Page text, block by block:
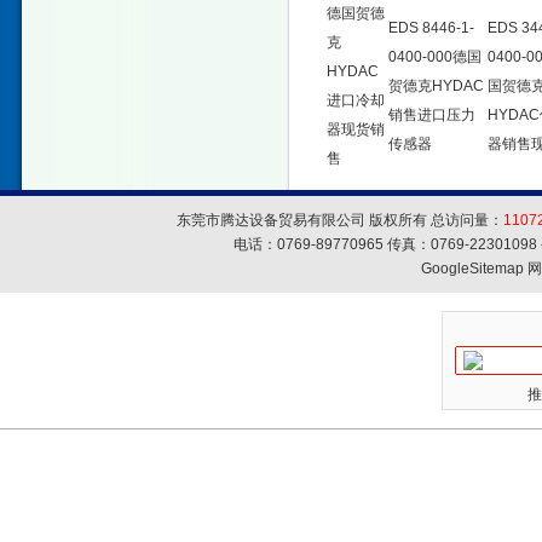
德国贺德
克
HYDAC
进口冷却
器现货销
售
EDS 8446-1-
0400-000德国
贺德克HYDAC
销售进口压力
传感器
EDS
0400-
国贺德
器销售
东莞市腾达设备贸易有限公司 版权所有 总访问量：
电话：0769-89770965 传真：0769-
GoogleSitemap网